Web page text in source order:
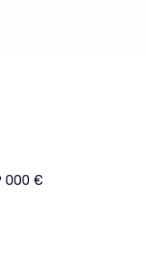
000 €